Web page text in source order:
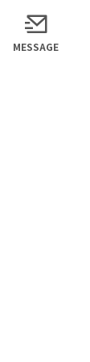
MESSAGE